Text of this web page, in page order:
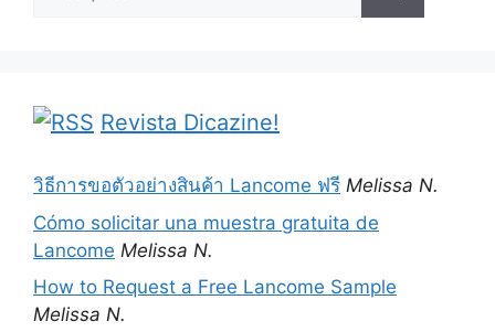
Revista Dicazine!
วิธีการขอตัวอย่างสินค้า Lancome ฟรี Melissa N.
Cómo solicitar una muestra gratuita de
Lancome Melissa N.
How to Request a Free Lancome Sample
Melissa N.